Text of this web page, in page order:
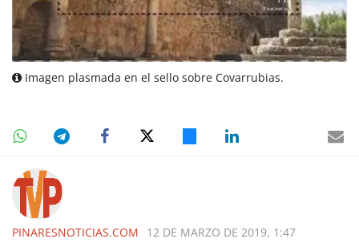
Imagen plasmada en el sello sobre Covarrubias.
PINARESNOTICIAS.COM 12 DE MARZO DE 2019, 1:47